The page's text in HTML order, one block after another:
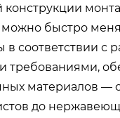
конструкции
можно быстро
соответствии с
требованиями,
материалов —
до